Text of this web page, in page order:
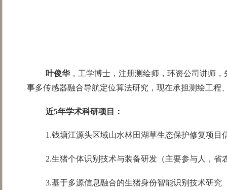
叶俊华，工学博士，注册测绘师，环资公司讲师
事多传感器融合导航定位算法研究，现在承担测绘工程
近5年学术科研项目：
1.钱塘江源头区域山水林田湖草生态保护修复项目
2.生猪个体识别技术与装备研发（主要参与人，省
3.基于多源信息融合的生猪身份智能识别技术研究